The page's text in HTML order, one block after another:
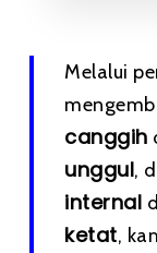
Melalui
canggih
unggul,
internal
ketat,